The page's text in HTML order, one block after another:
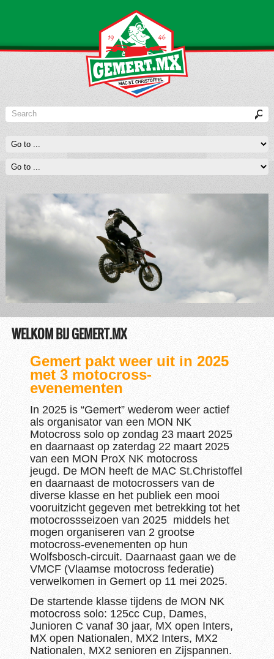
WELKOM BIJ GEMERT.MX
Gemert pakt weer uit in 2025
met 3 motocross-
evenementen
In 2025 is “Gemert” wederom weer actief
als organisator van een MON NK
Motocross solo op zondag 23 maart 2025
en daarnaast op zaterdag 22 maart 2025
van een MON ProX NK motocross
jeugd. De MON heeft de MAC St.Christoffel
en daarnaast de motocrossers van de
diverse klasse en het publiek een mooi
vooruitzicht gegeven met betrekking tot het
motocrossseizoen van 2025 middels het
mogen organiseren van 2 grootse
motocross-evenementen op hun
Wolfsbosch-circuit. Daarnaast gaan we de
VMCF (Vlaamse motocross federatie)
verwelkomen in Gemert op 11 mei 2025.
De startende klasse tijdens de MON NK
motocross solo: 125cc Cup, Dames,
Junioren C vanaf 30 jaar, MX open Inters,
MX open Nationalen, MX2 Inters, MX2
Nationalen, MX2 senioren en Zijspannen.